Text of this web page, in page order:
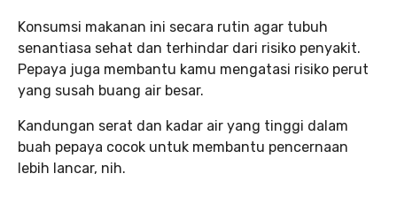
Konsumsi makanan ini secara rutin agar tubuh
senantiasa sehat dan terhindar dari risiko penyakit.
Pepaya juga membantu kamu mengatasi risiko perut
yang susah buang air besar.
Kandungan serat dan kadar air yang tinggi dalam
buah pepaya cocok untuk membantu pencernaan
lebih lancar, nih.